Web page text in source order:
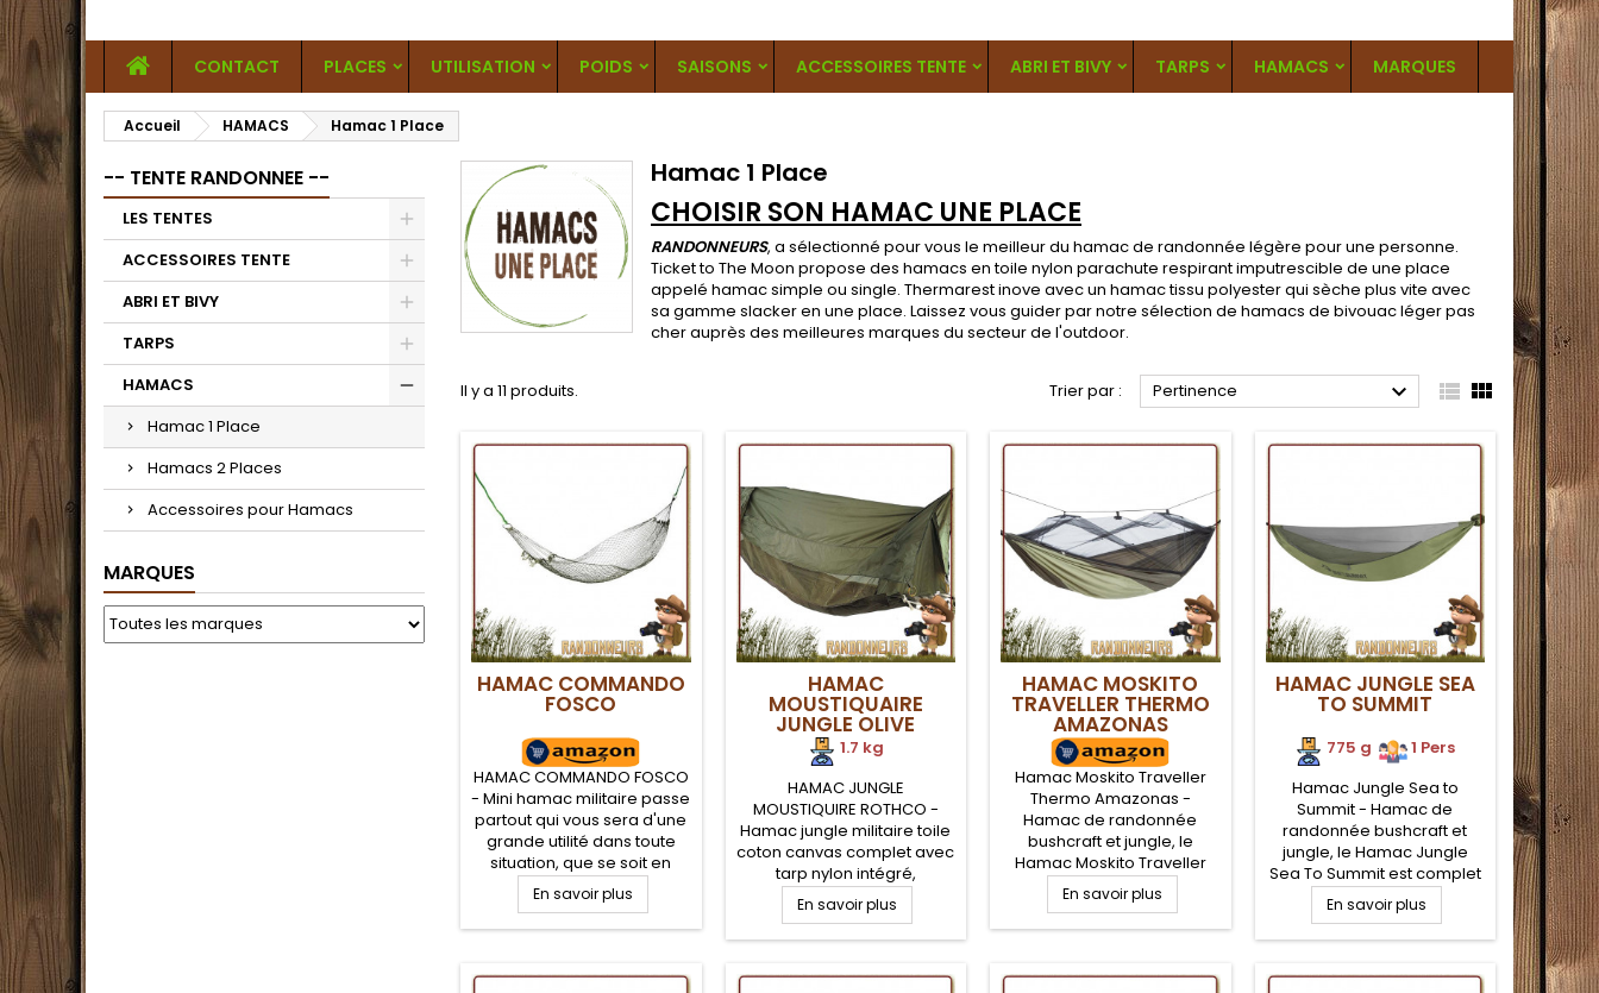
CONTACT PLACES UTILISATION POIDS SAISONS ACCESSOIRES TENTE ABRI ET BIVY TARPS HAMACS MARQUES
Accueil HAMACS Hamac 1 Place
-- TENTE RANDONNEE --
LES TENTES
ACCESSOIRES TENTE
ABRI ET BIVY
TARPS
HAMACS
Hamac 1 Place
Hamacs 2 Places
Accessoires pour Hamacs
MARQUES
Hamac 1 Place
CHOISIR SON HAMAC UNE PLACE
RANDONNEURS, a sélectionné pour vous le meilleur du hamac de randonnée légère pour une personne.
Ticket to The Moon propose des hamacs en toile nylon parachute respirant imputrescible de une place
appelé hamac simple ou single. Thermarest inove avec un hamac tissu polyester qui sèche plus vite avec
sa gamme slacker en une place. Laissez vous guider par notre sélection de hamacs de bivouacléger pas
cher auprès des meilleures marques du secteur de l'outdoor.
Il y a 11 produits. Trier par : Pertinence   
HAMAC COMMANDO
FOSCO
HAMAC COMMANDO FOSCO
- Mini hamac militaire passe
partout qui vous sera d'une
grande utilité dans toute
situation, que se soit en
pleine nature et bushcraft,
en randonnée, en camping,
en survie ou en bivouac
le rangement de votre
En savoir plus
HAMAC
MOUSTIQUAIRE
JUNGLE OLIVE
ROTHCO
1.7 kg
HAMAC JUNGLE
MOUSTIQUIRE ROTHCO -
Hamac jungle militaire toile
coton canvas complet avec
tarp nylon intégré,
moustiquaire mesh,
cordages. De couleur olive,
ce hamac militaire type
qui deviendra vite un
En savoir plus
HAMAC MOSKITO
TRAVELLER THERMO
AMAZONAS
Hamac Moskito Traveller
Thermo Amazonas -
Hamac de randonnée
bushcraft et jungle, le
Hamac Moskito Traveller
Thermo Amazonas est
complet car il comporte
une moustiquaire intégrée
les insectes. Il propose un
En savoir plus
HAMAC JUNGLE SEA
TO SUMMIT
775 g .1 Pers
Hamac Jungle Sea to
Summit - Hamac de
randonnée bushcraft et
jungle, le Hamac Jungle
Sea To Summit est complet
car il comporte une
moustiquaire intégrée pour
la protection contre les
place, ce hamac
En savoir plus